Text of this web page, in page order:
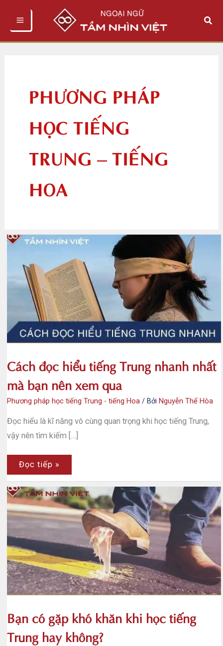
Tìm
PHƯƠNG PHÁP
HỌC TIẾNG
TRUNG – TIẾNG
HOA
Cách đọc hiểu tiếng Trung nhanh nhất
mà bạn nên xem qua
Phương pháp học tiếng Trung - tiếng Hoa/ Bởi Nguyễn Thế Hòa
Đọc hiểu là kĩ năng vô cùng quan trọng khi học tiếng Trung,
vậy nên tìm kiếm […]
Cách
đọc
hiểu
tiếng
Trung
nhanh
nhất
mà
bạn
nên
xem
qua
Đọc tiếp »
Bạn có gặp khó khăn khi học tiếng
Trung hay không?